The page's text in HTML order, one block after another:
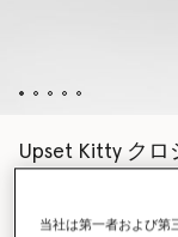
Upset Kitty クロ
¥149,600
当社は第一者および第